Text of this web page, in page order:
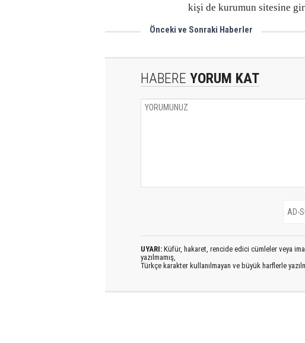
kişi de kurumun sitesine
Önceki ve Sonraki Haberler
Kafkasyalı Turanlı Ailesi
HABERE YORUM KAT
UYARI: Küfür, hakaret, rencide edici cümleler veya
yazılmamış,
Türkçe karakter kullanılmayan ve büyük harflerle